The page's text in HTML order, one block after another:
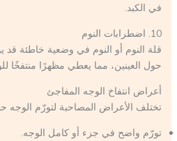
في الكبد.
10. اضطرابات النوم
قلة النوم أو النوم في وضعية خاطئة قد
حول العينين، مما يعطي مظهرًا منتفخًا
أعراض انتفاخ الوجه المفاجئ
تختلف الأعراض المصاحبة لتورّم
تورّم واضح في جزء أو كامل الوجه.